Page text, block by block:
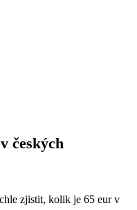
českých
zjistit, kolik je 65 eur v